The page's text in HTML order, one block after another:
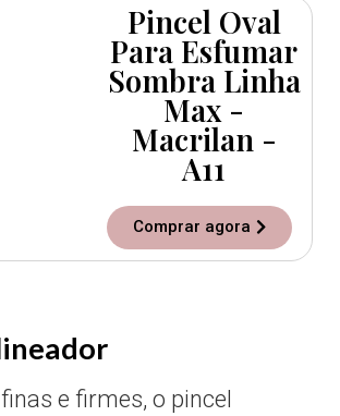
Pincel Oval
Para Esfumar
Sombra Linha
Max -
Macrilan -
A11
Comprar agora
e firmes, o pincel